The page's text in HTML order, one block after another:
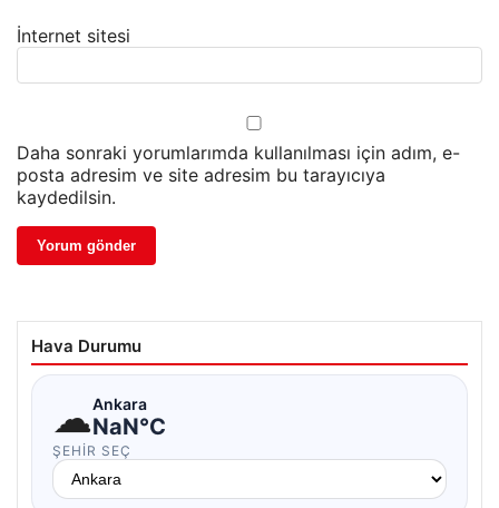
İnternet sitesi
Daha sonraki yorumlarımda kullanılması için adım, e-
posta adresim ve site adresim bu tarayıcıya
kaydedilsin.
Hava Durumu
☁Ankara
NaN°C
ŞEHIR SEÇ